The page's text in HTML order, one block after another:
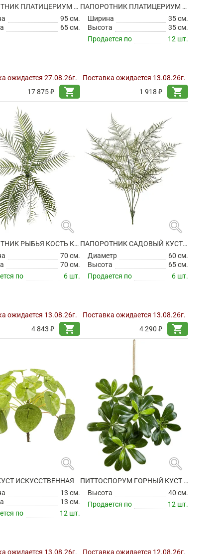
ПАПОРОТНИК ПЛАТИЦЕРИУМ ОЛЕНЕРОГИЙ В ГОРШКЕ ИСКУССТВЕННЫЙ
95 см.
65 см.
ожидается 27.08.26г.
17 875 ₽
shopping_cart
ПАПОРОТНИК ПЛАТИЦЕРИУМ ОЛЕНЕРОГИЙ ИСКУССТВЕННЫЙ
Ширина
35 см.
Высота
35 см.
Продается по
12 шт.
Поставка ожидается 13.08.26г.
1 918 ₽
shopping_cart
search
ПАПОРОТНИК РЫБЬЯ КОСТЬ КУСТ ИСКУССТВЕННЫЙ
70 см.
70 см.
по
6 шт.
ожидается 13.08.26г.
4 843 ₽
shopping_cart
search
ПАПОРОТНИК САДОВЫЙ КУСТ ИСКУССТВЕННЫЙ
Диаметр
60 см.
Высота
65 см.
Продается по
6 шт.
Поставка ожидается 13.08.26г.
4 290 ₽
shopping_cart
search
ИСКУССТВЕННАЯ
13 см.
13 см.
по
12 шт.
ожидается 13.08.26г.
search
ПИТТОСПОРУМ ГОРНЫЙ КУСТ ИСКУССТВЕННЫЙ
Высота
40 см.
Продается по
12 шт.
Поставка ожидается 12.08.26г.